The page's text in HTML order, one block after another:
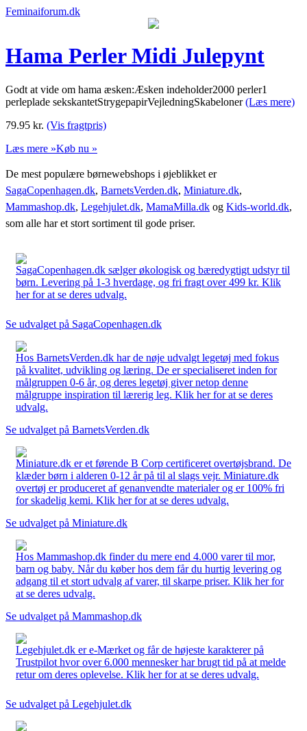
Feminaiforum.dk
Hama Perler Midi Julepynt
Godt at vide om hama æsken:Æsken indeholder2000 perler1
perleplade sekskantetStrygepapirVejledningSkabeloner(Læs mere)
79.95 kr. (Vis fragtpris)
Læs mere »Køb nu »
De mest populære børnewebshops i øjeblikket er
SagaCopenhagen.dk, BarnetsVerden.dk, Miniature.dk,
Mammashop.dk, Legehjulet.dk, MamaMilla.dk og Kids-world.dk,
som alle har et stort sortiment til gode priser.
SagaCopenhagen.dk sælger økologisk og bæredygtigt udstyr til
børn. Levering på 1-3 hverdage, og fri fragt over 499 kr. Klik
her for at se deres udvalg.
Se udvalget på SagaCopenhagen.dk
Hos BarnetsVerden.dk har de nøje udvalgt legetøj med fokus
på kvalitet, udvikling og læring. De er specialiseret inden for
målgruppen 0-6 år, og deres legetøj giver netop denne
målgruppe inspiration til lærerig leg. Klik her for at se deres
udvalg.
Se udvalget på BarnetsVerden.dk
Miniature.dk er et førende B Corp certificeret overtøjsbrand. De
klæder børn i alderen 0-12 år på til al slags vejr. Miniature.dk
overtøj er produceret af genanvendte materialer og er 100% fri
for skadelig kemi. Klik her for at se deres udvalg.
Se udvalget på Miniature.dk
Hos Mammashop.dk finder du mere end 4.000 varer til mor,
barn og baby. Når du køber hos dem får du hurtig levering og
adgang til et stort udvalg af varer, til skarpe priser. Klik her for
at se deres udvalg.
Se udvalget på Mammashop.dk
Legehjulet.dk er e-Mærket og får de højeste karakterer på
Trustpilot hvor over 6.000 mennesker har brugt tid på at melde
retur om deres oplevelse. Klik her for at se deres udvalg.
Se udvalget på Legehjulet.dk